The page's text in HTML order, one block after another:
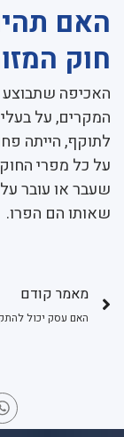
האם
חוק
האכיפה שתבוצע
המקרים, על
לתוקף, הייתה
על כל מפרי
שאותו הם הפרו.
מאמר קודם